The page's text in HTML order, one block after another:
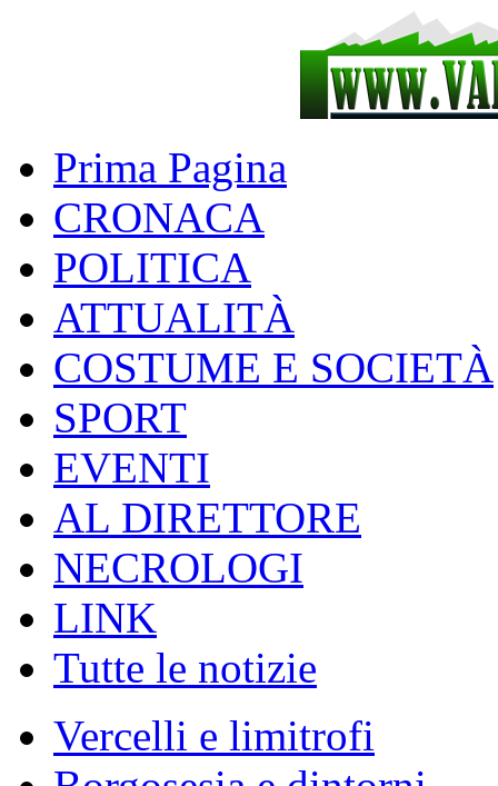
Prima Pagina
CRONACA
POLITICA
ATTUALITÀ
COSTUME E SOCIETÀ
SPORT
EVENTI
AL DIRETTORE
NECROLOGI
LINK
Tutte le notizie
Vercelli e limitrofi